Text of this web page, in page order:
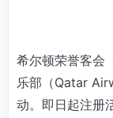
希尔顿荣誉客会
乐部（Qatar
动。即日起注册